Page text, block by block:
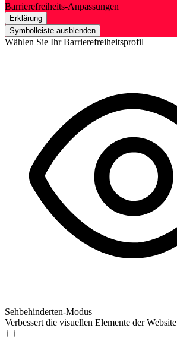
Barrierefreiheits-Anpassungen
Erklärung
Symbolleiste ausblenden
Wählen Sie Ihr Barrierefreiheitsprofil
Sehbehinderten-Modus
Verbessert die visuellen Elemente der Website